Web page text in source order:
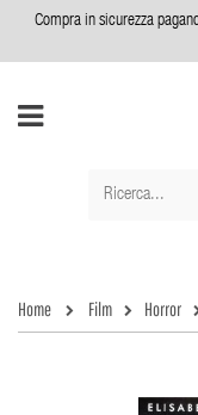
Compra in sicurezza
Home Film Horror